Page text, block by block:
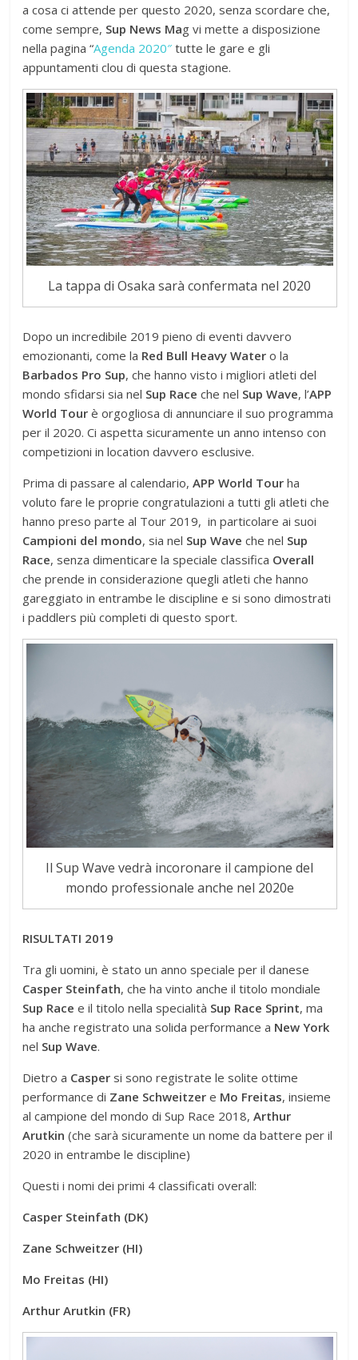
a cosa ci attende per questo 2020, senza scordare che,
come sempre, Sup News Mag vi mette a disposizione
nella pagina “Agenda 2020″ tutte le gare e gli
appuntamenti clou di questa stagione.
La tappa di Osaka sarà confermata nel 2020
Dopo un incredibile 2019 pieno di eventi davvero
emozionanti, come la Red Bull Heavy Water o la
Barbados Pro Sup, che hanno visto i migliori atleti del
mondo sfidarsi sia nel Sup Race che nel Sup Wave, l’APP
World Tour è orgogliosa di annunciare il suo programma
per il 2020. Ci aspetta sicuramente un anno intenso con
competizioni in location davvero esclusive.
Prima di passare al calendario,APP World Tour ha
voluto fare le proprie congratulazioni a tutti gli atleti che
hanno preso parte al Tour 2019, in particolare ai suoi
Campioni del mondo, sia nel Sup Wave che nel Sup
Race, senza dimenticare la speciale classifica Overall
che prende in considerazione quegli atleti che hanno
gareggiato in entrambe le discipline e si sono dimostrati
i paddlers più completi di questo sport.
Il Sup Wave vedrà incoronare il campione del
mondo professionale anche nel 2020e
RISULTATI 2019
Tra gli uomini, è stato un anno speciale per il danese
Casper Steinfath, che ha vinto anche il titolo mondiale
Sup Race e il titolo nella specialità Sup Race Sprint, ma
ha anche registrato una solida performance a New York
nel Sup Wave.
Dietro a Casper si sono registrate le solite ottime
performance di Zane Schweitzer e Mo Freitas, insieme
al campione del mondo di Sup Race 2018,Arthur
Arutkin (che sarà sicuramente un nome da battere per il
2020 in entrambe le discipline)
Questi i nomi dei primi 4 classificati overall:
Casper Steinfath (DK)
Zane Schweitzer (HI)
Mo Freitas (HI)
Arthur Arutkin (FR)